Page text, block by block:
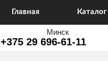
Главная
Минск
+375 29 696-61-11